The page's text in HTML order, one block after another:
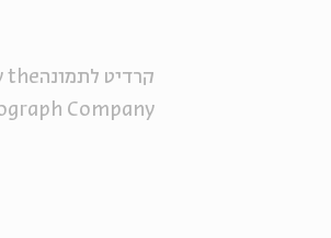
קרדיט לתמונהthe
Company